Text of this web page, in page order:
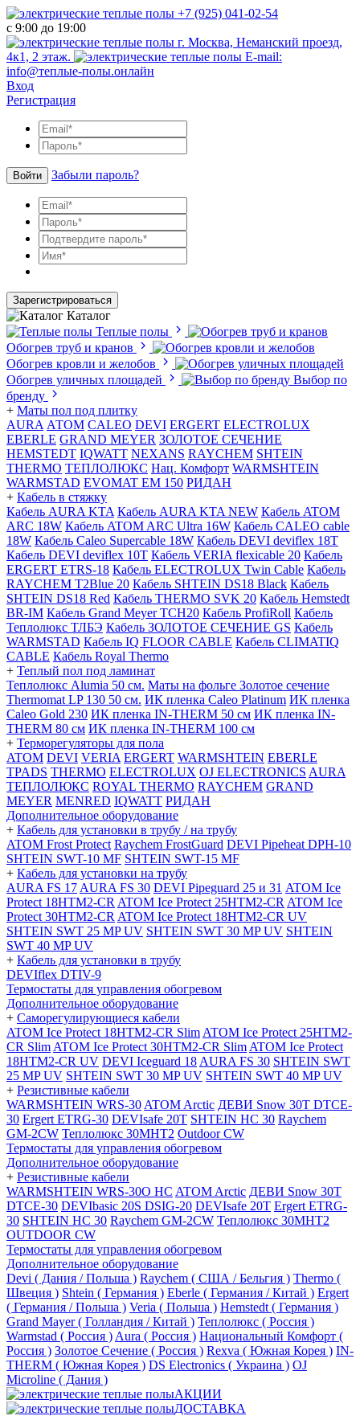
+7 (925) 041-02-54
с 9:00 до 19:00
г. Москва, Неманский проезд,
4к1, 2 этаж.
E-mail:
info@теплые-полы.онлайн
Вход
Регистрация
Войти Забыли пароль?
Зарегистрироваться
Каталог
Теплые полы
Обогрев труб и кранов
Обогрев кровли и желобов
Обогрев уличных площадей
Выбор по
бренду
+ Маты пол под плитку
AURA АТОМ CALEO DEVI ERGERT ELECTROLUX
EBERLE GRAND MEYER ЗОЛОТОЕ СЕЧЕНИЕ
HEMSTEDT IQWATT NEXANS RAYCHEM SHTEIN
THERMO ТЕПЛОЛЮКС Нац. Комфорт WARMSHTEIN
WARMSTAD EVOMAT EM 150 РИДАН
+ Кабель в стяжку
Кабель AURA KTA Кабель AURA KTA NEW Кабель ATOM
ARC 18W Кабель ATOM ARC Ultra 16W Кабель CALEO cable
18W Кабель Caleo Supercable 18W Кабель DEVI deviflex 18T
Кабель DEVI deviflex 10T Кабель VERIA flexicable 20 Кабель
ERGERT ETRS-18 Кабель ELECTROLUX Twin Cable Кабель
RAYCHEM T2Blue 20 Кабель SHTEIN DS18 Black Кабель
SHTEIN DS18 Red Кабель THERMO SVK 20 Кабель Hemstedt
BR-IM Кабель Grand Meyer TCH20 Кабель ProfiRoll Кабель
Теплолюкс ТЛБЭ Кабель ЗОЛОТОЕ СЕЧЕНИЕ GS Кабель
WARMSTAD Кабель IQ FLOOR CABLE Кабель CLIMATIQ
CABLE Кабель Royal Thermo
+ Теплый пол под ламинат
Теплолюкс Alumia 50 см. Маты на фольге Золотое сечение
Thermomat LP 130 50 cм. ИК пленка Caleo Platinum ИК пленка
Caleo Gold 230 ИК пленка IN-THERM 50 см ИК пленка IN-
THERM 80 см ИК пленка IN-THERM 100 см
+ Терморегуляторы для пола
ATOM DEVI VERIA ERGERT WARMSHTEIN EBERLE
TPADS THERMO ELECTROLUX OJ ELECTRONICS AURA
ТЕПЛОЛЮКС ROYAL THERMO RAYCHEM GRAND
MEYER MENRED IQWATT РИДАН
Дополнительное оборудование
+ Кабель для установки в трубу / на трубу
ATOM Frost Protect Raychem FrostGuard DEVI Pipeheat DPH-10
SHTEIN SWT-10 MF SHTEIN SWT-15 MF
+ Кабель для установки на трубу
AURA FS 17 AURA FS 30 DEVI Pipeguard 25 и 31 ATOM Ice
Protect 18HTM2-CR ATOM Ice Protect 25HTM2-CR ATOM Ice
Protect 30HTM2-CR ATOM Ice Protect 18HTM2-CR UV
SHTEIN SWT 25 MP UV SHTEIN SWT 30 MP UV SHTEIN
SWT 40 MP UV
+ Кабель для установки в трубу
DEVIflex DTIV-9
Термостаты для управления обогревом
Дополнительное оборудование
+ Саморегулирующиеся кабели
ATOM Ice Protect 18HTM2-CR Slim ATOM Ice Protect 25HTM2-
CR Slim ATOM Ice Protect 30HTM2-CR Slim ATOM Ice Protect
18HTM2-CR UV DEVI Iceguard 18 AURA FS 30 SHTEIN SWT
25 MP UV SHTEIN SWT 30 MP UV SHTEIN SWT 40 MP UV
+ Резистивные кабели
WARMSHTEIN WRS-30 ATOM Arctic ДЕВИ Snow 30T DTCE-
30 Ergert ETRG-30 DEVIsafe 20T SHTEIN HC 30 Raychem
GM-2CW Теплолюкс 30МНТ2 Outdoor CW
Термостаты для управления обогревом
Дополнительное оборудование
+ Резистивные кабели
WARMSHTEIN WRS-30O HC ATOM Arctic ДЕВИ Snow 30T
DTCE-30 DEVIbasic 20S DSIG-20 DEVIsafe 20T Ergert ETRG-
30 SHTEIN HC 30 Raychem GM-2CW Теплолюкс 30МНТ2
OUTDOOR CW
Термостаты для управления обогревом
Дополнительное оборудование
Devi ( Дания / Польша ) Raychem ( США / Бельгия ) Thermo (
Швеция ) Shtein ( Германия ) Eberle ( Германия / Китай ) Ergert
( Германия / Польша ) Veria ( Польша ) Hemstedt ( Германия )
Grand Mayer ( Голландия / Китай ) Теплолюкс ( Россия )
Warmstad ( Россия ) Aura ( Россия ) Национальный Комфорт (
Россия ) Золотое Сечение ( Россия ) Rexva ( Южная Корея ) IN-
THERM ( Южная Корея ) DS Electronics ( Украина ) OJ
Microline ( Дания )
АКЦИИ
ДОСТАВКА